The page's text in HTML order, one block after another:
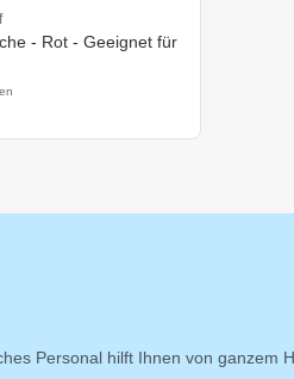
- Rot - Geeignet für
Personal hilft Ihnen von ganzem